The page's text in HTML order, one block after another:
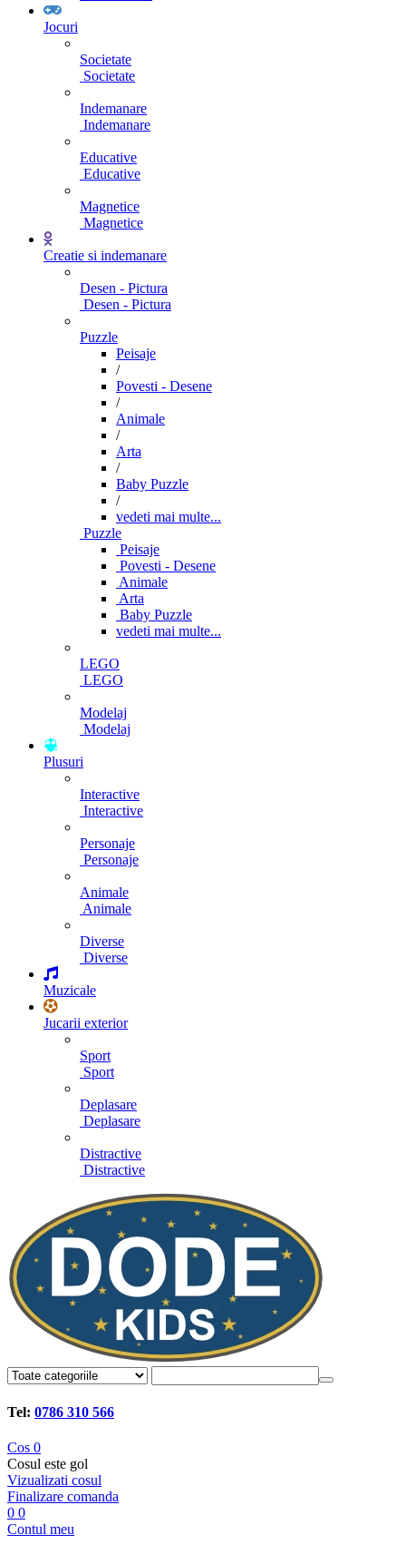
Jocuri
Societate
Societate
Indemanare
Indemanare
Educative
Educative
Magnetice
Magnetice
Creatie si indemanare
Desen - Pictura
Desen - Pictura
Puzzle
Peisaje
/
Povesti - Desene
/
Animale
/
Arta
/
Baby Puzzle
/
vedeti mai multe...
Puzzle
Peisaje
Povesti - Desene
Animale
Arta
Baby Puzzle
vedeti mai multe...
LEGO
LEGO
Modelaj
Modelaj
Plusuri
Interactive
Interactive
Personaje
Personaje
Animale
Animale
Diverse
Diverse
Muzicale
Jucarii exterior
Sport
Sport
Deplasare
Deplasare
Distractive
Distractive
Tel: 0786 310 566
Cos 0
Cosul este gol
Vizualizati cosul
Finalizare comanda
0 0
Contul meu